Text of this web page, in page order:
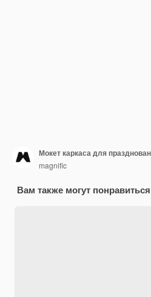
Мокет каркаса для
magnific
Вам также могут